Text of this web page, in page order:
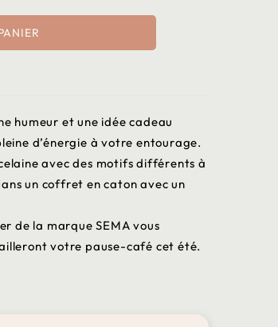
humeur et une idée cadeau
d’énergie à votre entourage.
avec des motifs différents à
un coffret en caton avec un
de la marque SEMA vous
votre pause-café cet été.